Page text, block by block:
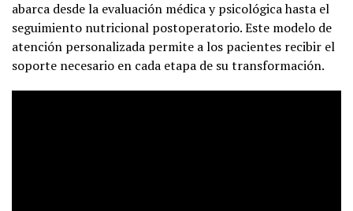
abarca desde la evaluación médica y psicológica hasta el
seguimiento nutricional postoperatorio. Este modelo de
atención personalizada permite a los pacientes recibir el
soporte necesario en cada etapa de su transformación.